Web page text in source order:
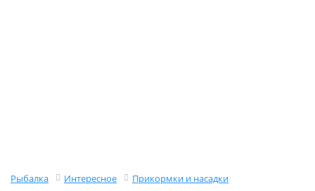
Рыбалка Интересное
Прикормки и насадки